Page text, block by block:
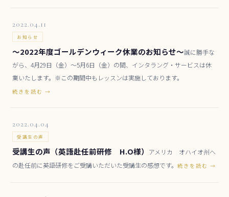
2022.04.11
お知らせ
～2022年度ゴールデンウィーク休業のお知らせ～誠に勝手な
がら、4月29日（金）～5月6日（金）の間、インタラング・サービスは休
業いたします。※この期間中もレッスンは実施しております。
続きを読む →
2022.04.04
受講生の声
受講生の声（英語赴任前研修 H.O様）
アメリカ オハイオ州へ
の赴任前に英語研修をご受講いただいた受講生の感想です。 続きを読む →